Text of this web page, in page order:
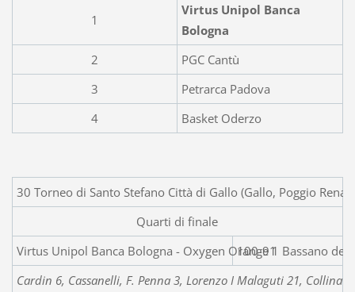
1
Virtus Unipol Banca
Bologna
2
PGC Cantù
3
Petrarca Padova
4
Basket Oderzo
30 Torneo di Santo Stefano Città di Gallo (Gallo, Poggio
Quarti di finale
Virtus Unipol Banca Bologna - Oxygen Orange 1 Bassano del
100-91
Cardin 6, Cassanelli, F. Penna 3, Lorenzo I Malaguti 21, Collina